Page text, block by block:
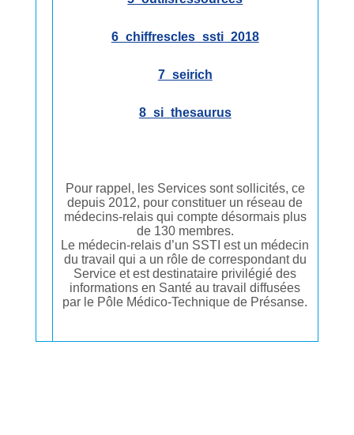
6_chiffrescles_ssti_2018
7_seirich
8_si_thesaurus
Pour rappel, les Services sont sollicités, ce
depuis 2012, pour constituer un réseau de
médecins-relais qui compte désormais plus
de 130 membres.
Le médecin-relais d’un SSTI est un médecin
du travail qui a un rôle de correspondant du
Service et est destinataire privilégié des
informations en Santé au travail diffusées
par le Pôle Médico-Technique de Présanse.